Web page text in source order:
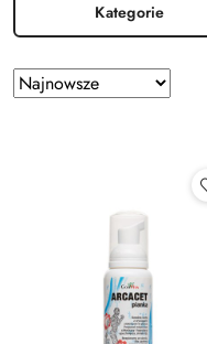
Kategorie
Zastosowano
sortowanie:
Sortuj
według